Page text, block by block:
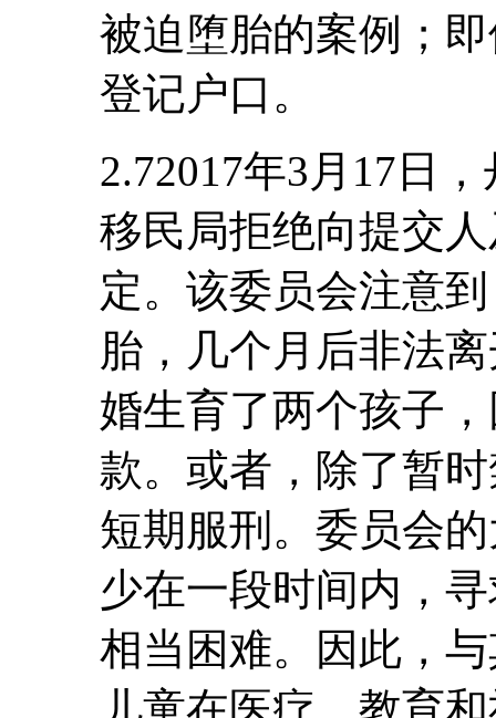
被迫堕胎的案例；
登记户口。
2.72017年3月17日
移民局拒绝向提交
定。该委员会注意
胎，几个月后非法
婚生育了两个孩子
款。或者，除了暂
短期服刑。委员会
少在一段时间内，
相当困难。因此，